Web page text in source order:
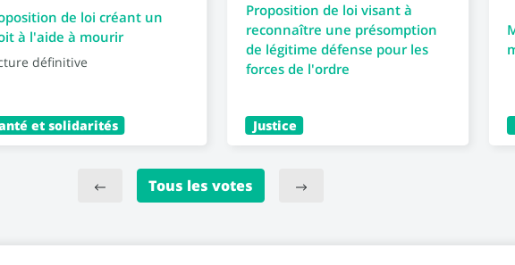
de loi créant un
à l'aide à mourir
définitive
et solidarités
Proposition de loi visant à
reconnaître une présomption
de légitime défense pour les
forces de l'ordre
Justice
Tous les votes